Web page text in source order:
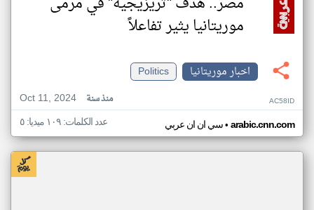
موريتانيا يثير تفاعلاً
اخبار موريتانيا
Politics
Oct 11, 2024
منذ سنة AC58ID
سي ان ان عربي• arabic.cnn.com عدد الكلمات: ١٠٩ ميديا: ٥